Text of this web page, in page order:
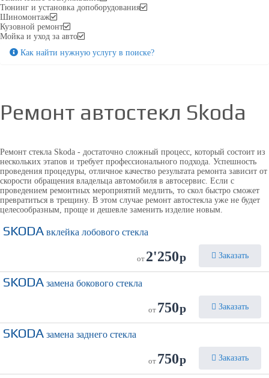
Тюнинг и установка допоборудования
Шиномонтаж
Кузовной ремонт
Мойка и уход за авто
Как найти нужную услугу в поиске?
Ремонт автостекл Skoda
Ремонт стекла Skoda - достаточно сложный процесс, который состоит из
нескольких этапов и требует профессионального подхода. Успешность
проведения процедуры, отличное качество результата ремонта зависит от
скорости обращения владельца автомобиля в автосервис. Если с
проведением ремонтных мероприятий медлить, то скол быстро сможет
превратиться в трещину. В этом случае ремонт автостекла уже не будет
целесообразным, проще и дешевле заменить изделие новым.
SKODA вклейка лобового стекла
от 2'250р Заказать
SKODA замена бокового стекла
от 750р Заказать
SKODA замена заднего стекла
от 750р Заказать